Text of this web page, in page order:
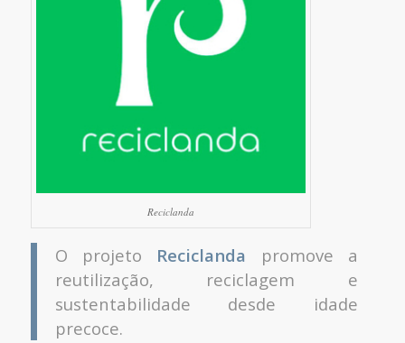
Reciclanda
O projeto Reciclanda promove a
reutilização, reciclagem e
sustentabilidade desde idade
precoce.